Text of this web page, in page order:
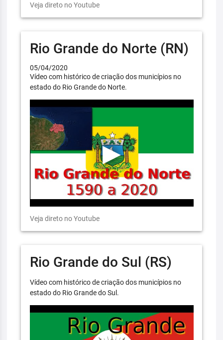
Veja direto no Youtube
Rio Grande do Norte (RN)
05/04/2020
Vídeo com histórico de criação dos municípios no
estado do Rio Grande do Norte.
Veja direto no Youtube
Rio Grande do Sul (RS)
Vídeo com histórico de criação dos municípios no
estado do Rio Grande do Sul.